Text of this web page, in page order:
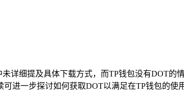
详细提及具体下载方式，而TP钱包没有DOT的
进一步探讨如何获取DOT以满足在TP钱包的使